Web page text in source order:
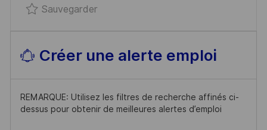
O
G
D
O
E
E SauvegarderSauvegarder Werkstudent (m/w/d)
Créer une alerte emploi
REMARQUE: Utilisez les filtres de recherche affinés ci-
dessus pour obtenir de meilleures alertes d’emploi